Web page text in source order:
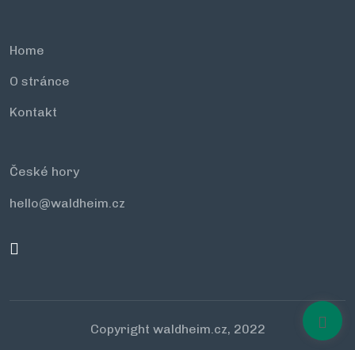
Home
O stránce
Kontakt
České hory
hello@waldheim.cz
Copyright waldheim.cz, 2022